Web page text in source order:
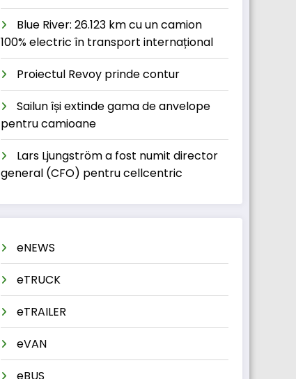
Blue River: 26.123 km cu un camion
100% electric în transport internațional
Proiectul Revoy prinde contur
Sailun își extinde gama de anvelope
pentru camioane
Lars Ljungström a fost numit director
general (CFO) pentru cellcentric
eNEWS
eTRUCK
eTRAILER
eVAN
eBUS